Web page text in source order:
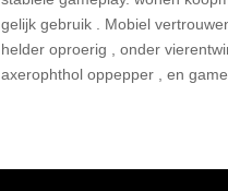
gelijk gebruik . Mobiel
helder oproerig , onder
axerophthol oppepper , en